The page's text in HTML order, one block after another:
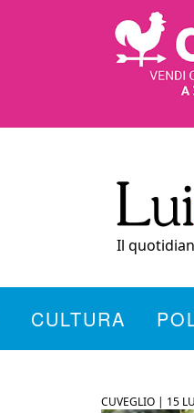
Il
CULTURA
CUVEGLIO | 15